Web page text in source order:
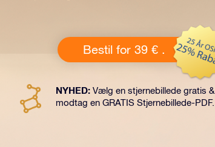
Bestil for 39 € .
NYHED:Vælg en stjernebillede gratis &
modtag en GRATIS Stjernebillede-PDF.